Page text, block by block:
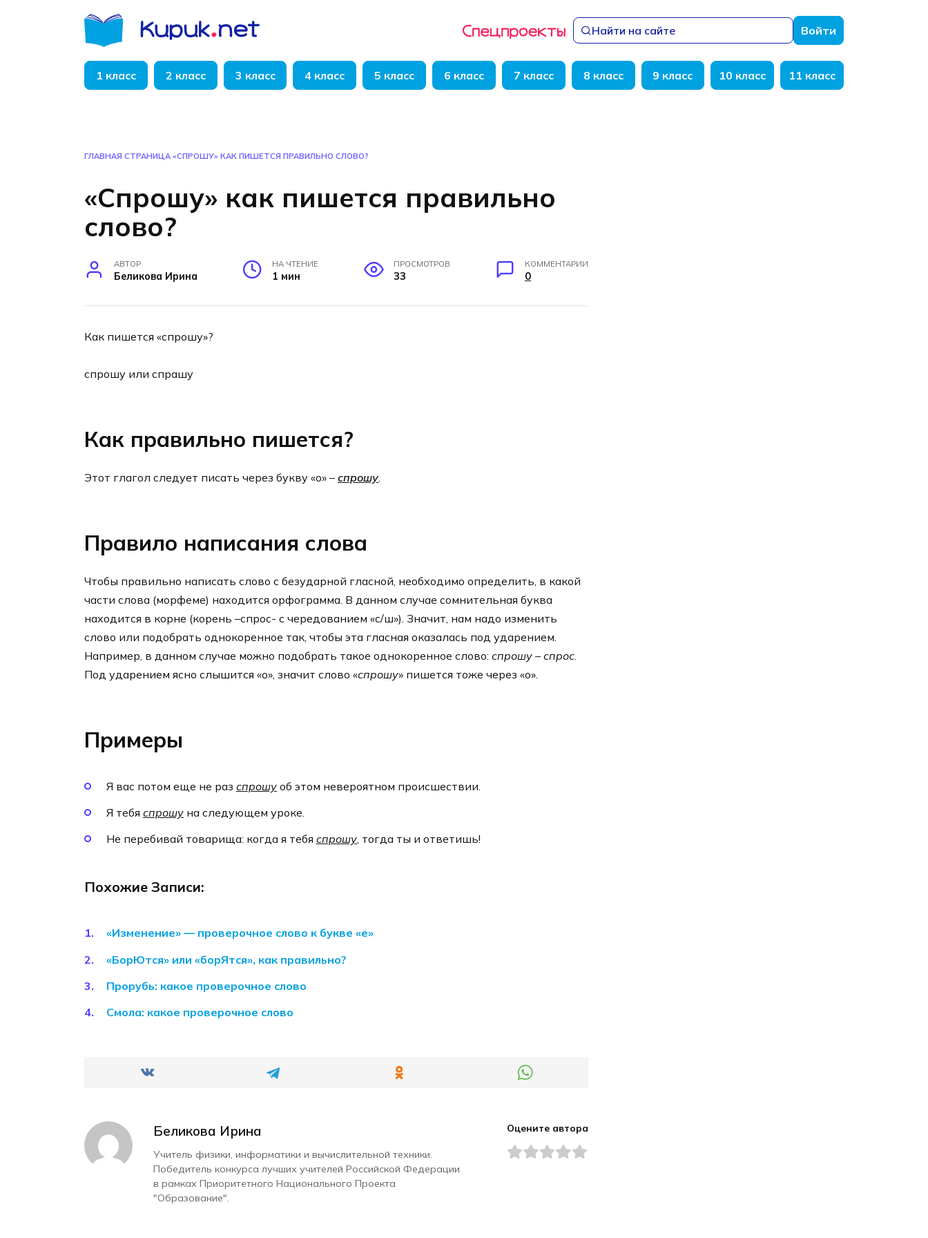
Найти на сайте Войти
1 класс 2 класс 3 класс 4 класс 5 класс 6 класс 7 класс 8 класс 9 класс 10 класс 11 класс
ГЛАВНАЯ СТРАНИЦА «СПРОШУ» КАК ПИШЕТСЯ ПРАВИЛЬНО СЛОВО?
«Спрошу» как пишется правильно
слово?
АВТОР
Беликова Ирина
НА ЧТЕНИЕ
1 мин
ПРОСМОТРОВ
33
КОММЕНТАРИИ
0
Как пишется «спрошу»?
спрошу или спрашу
Как правильно пишется?
Этот глагол следует писать через букву «о» – спрошу.
Правило написания слова
Чтобы правильно написать слово с безударной гласной, необходимо определить, в какой
части слова (морфеме) находится орфограмма. В данном случае сомнительная буква
находится в корне (корень –спрос- с чередованием «с/ш»). Значит, нам надо изменить
слово или подобрать однокоренное так, чтобы эта гласная оказалась под ударением.
Например, в данном случае можно подобрать такое однокоренное слово: спрошу – спрос.
Под ударением ясно слышится «о», значит слово «спрошу» пишется тоже через «о».
Примеры
Я вас потом еще не раз спрошу об этом невероятном происшествии.
Я тебя спрошу на следующем уроке.
Не перебивай товарища: когда я тебя спрошу , тогда ты и ответишь!
Похожие Записи:
«Изменение» — проверочное слово к букве «е»
«БорЮтся» или «борЯтся», как правильно?
Прорубь: какое проверочное слово
Смола: какое проверочное слово
Беликова Ирина
Учитель физики, информатики и вычислительной техники.
Победитель конкурса лучших учителей Российской Федерации
в рамках Приоритетного Национального Проекта
"Образование".
Оцените автора